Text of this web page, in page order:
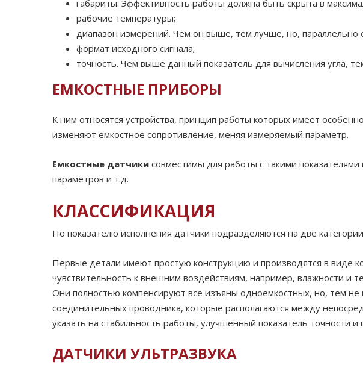
габариты. Эффективность работы должна быть скрыта в
рабочие температуры;
диапазон измерений. Чем он выше, тем лучше, но, параллельно
формат исходного сигнала;
точность. Чем выше данный показатель для вычисления угла,
ЕМКОСТНЫЕ ПРИБОРЫ
К ним относятся устройства, принцип работы которых имеет
изменяют емкостное сопротивление, меняя измеряемый параметр.
Емкостные датчики совместимы для работы с такими
параметров и т.д.
КЛАССИФИКАЦИЯ
По показателю исполнения датчики подразделяются на две
Первые детали имеют простую конструкцию и производятся в виде
чувствительность к внешним воздействиям, например, влажности и
Они полностью компенсируют все изъяны одноемкостных, но, тем
соединительных проводника, которые располагаются между
указать на стабильность работы, улучшенный показатель точности
ДАТЧИКИ УЛЬТРАЗВУКА